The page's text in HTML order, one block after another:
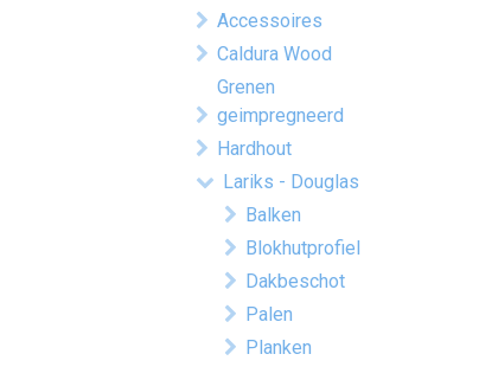
Accessoires
Caldura Wood
Grenen
geimpregneerd
Hardhout
Lariks - Douglas
Balken
Blokhutprofiel
Dakbeschot
Palen
Planken